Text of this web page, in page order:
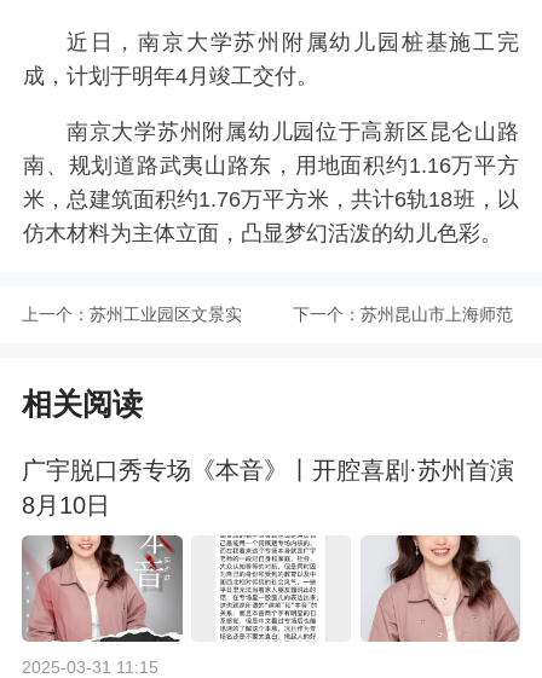
近日，南京大学苏州附属幼儿园桩基施工完
成，计划于明年4月竣工交付。
南京大学苏州附属幼儿园位于高新区昆仑山路
南、规划道路武夷山路东，用地面积约1.16万平方
米，总建筑面积约1.76万平方米，共计6轨18班，以
仿木材料为主体立面，凸显梦幻活泼的幼儿色彩。
上一个： 苏州工业园区文景实 下一个： 苏州昆山市上海师范
相关阅读
广宇脱口秀专场《本音》丨开腔喜剧·苏州首演
8月10日
2025-03-31 11:15